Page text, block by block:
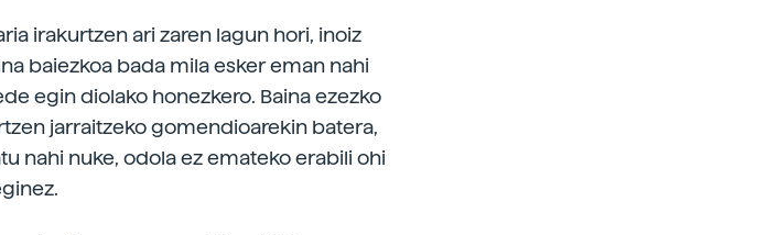
irakurtzen ari zaren lagun hori, inoiz
baiezkoa bada mila esker eman nahi
egin diolako honezkero. Baina ezezko
jarraitzeko gomendioarekin batera,
nahi nuke, odola ez emateko erabili ohi